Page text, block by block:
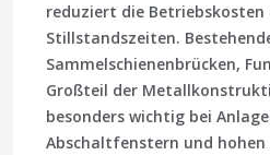
reduziert die
Stillstandszeiten.
Sammelschienenbrücken,
Großteil der
besonders wichtig bei
Abschaltfenstern und